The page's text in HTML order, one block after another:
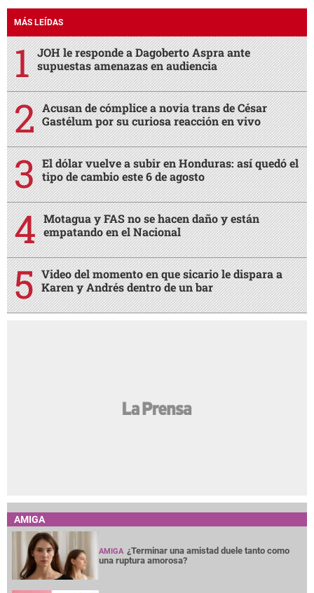
MÁS LEÍDAS
JOH le responde a Dagoberto Aspra ante
supuestas amenazas en audiencia
Acusan de cómplice a novia trans de César
Gastélum por su curiosa reacción en vivo
El dólar vuelve a subir en Honduras: así quedó el
tipo de cambio este 6 de agosto
Motagua y FAS no se hacen daño y están
empatando en el Nacional
Video del momento en que sicario le dispara a
Karen y Andrés dentro de un bar
AMIGA
AMIGA ¿Terminar una amistad duele tanto como
una ruptura amorosa?